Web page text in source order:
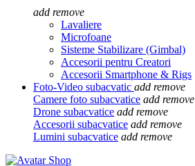
add remove
Lavaliere
Microfoane
Sisteme Stabilizare (Gimbal)
Accesorii pentru Creatori
Accesorii Smartphone & Rigs
Foto-Video subacvatic add remove
Camere foto subacvatice add remove
Drone subacvatice add remove
Accesorii subacvatice add remove
Lumini subacvatice add remove